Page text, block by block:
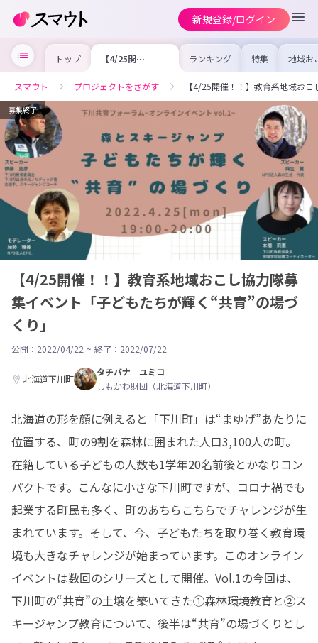
新規登録/ログイン
トップ 【4/25開
催！！】教育系地
集イベント「子ど
もたちが輝く“共
育”の場づくり」
ランキング 特集 地域お
の求
を集め
事内容
を比較
合った
けよう
スマウト プロジェクトをさがす 【4/25開催！！】教育系地域お
募集終了
【4/25開催！！】教育系地域おこし協力隊募
集イベント「子どもたちが輝く“共育”の場づ
くり」
公開：2022/04/22 ~ 終了：2022/07/22
北海道下川町
タチバナ ユミコ
しもかわ財団（北海道下川町）
北海道の形を顔に例えると「下川町」は“まゆげ”あたりに
位置する、町の9割を森林に囲まれた人口3,100人の町。
在籍している子どもの人数も1学年20名前後とかなりコン
パクトです。こんなに小さな下川町ですが、コロナ禍でも
起業する町民も多く、町のあちらこちらでチャレンジが生
まれています。そして、今、子どもたちを取り巻く教育環
境も大きなチャレンジが始まっています。このオンライン
イベントは数回のシリーズとして開催。Vol.1の今回は、
下川町の“共育”の土壌を築いてきた①森林環境教育と②ス
キージャンプ教育について、後半は“共育”の場づくりとし